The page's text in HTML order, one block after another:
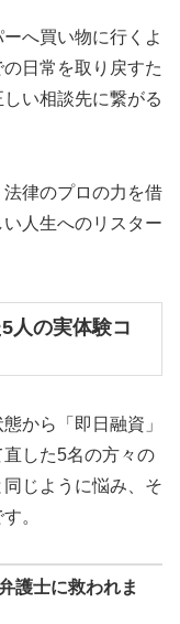
へ買い物に行くよ
日常を取り戻すた
い相談先に繋がる
律のプロの力を借
人生へのリスター
人の実体験コ
から「即日融資」
した5名の方々の
じように悩み、そ
。
護士に救われま